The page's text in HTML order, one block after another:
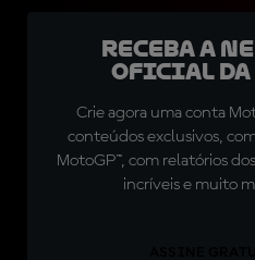
Receba a
oficial da
Crie agora uma conta
conteúdos exclusivos,
MotoGP™, com relatórios
incríveis e muito